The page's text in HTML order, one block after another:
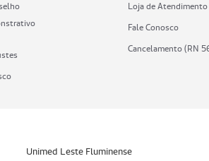
Loja de Atendimento
Fale Conosco
Cancelamento (RN
Unimed Leste Fluminense